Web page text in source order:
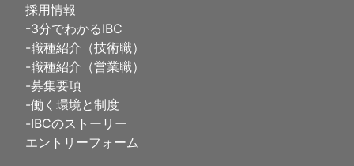
採用情報
-3分でわかるIBC
-職種紹介（技術職）
-職種紹介（営業職）
-募集要項
-働く環境と制度
-IBCのストーリー
エントリーフォーム